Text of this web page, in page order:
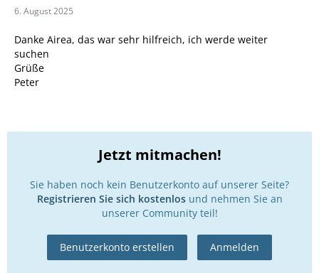
6. August 2025
Danke Airea, das war sehr hilfreich, ich werde weiter
suchen
Grüße
Peter
Jetzt mitmachen!
Sie haben noch kein Benutzerkonto auf unserer Seite?
Registrieren Sie sich kostenlosund nehmen Sie an
unserer Community teil!
Benutzerkonto erstellen Anmelden